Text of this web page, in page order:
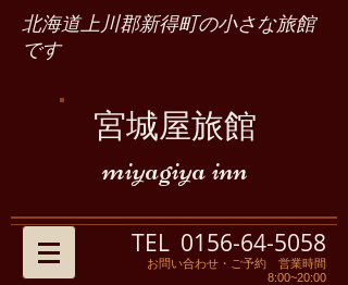
北海道上川郡新得町の小さな旅館
です
宮城屋旅館
miyagiya inn
TEL 0156-64-5058
お問い合わせ・ご予約 営業時間
8:00~20:00